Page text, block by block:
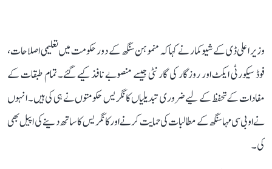
وزیر اعلی ڈی کے شیوکمار نے کہا کہ منموہن سنگھ کے دور حکومت میں تعلیمی اصلاحات،
فوڈ سیکورٹی ایکٹ اور روزگار کی گارنٹی جیسے منصوبے نافذ کیے گئے۔ تمام طبقات کے
مفادات کے تحفظ کے لیے ضروری تبدیلیاں کانگریس حکومتوں نے ہی کی ہیں۔ انہوں
نے او بی سی مہاسنگھ کے مطالبات کی حمایت کرنے اور کانگریس کا ساتھ دینے کی اپیل بھی
کی۔